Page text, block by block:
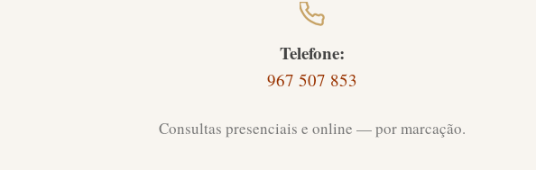
Telefone:
967 507 853
Consultas presenciais e online — por marcação.